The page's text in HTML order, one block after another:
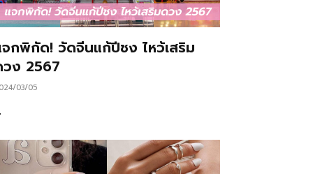
กพิกัด! วัดจีนแก้ปีชง ไหว้เสริม
ง 2567
03/05